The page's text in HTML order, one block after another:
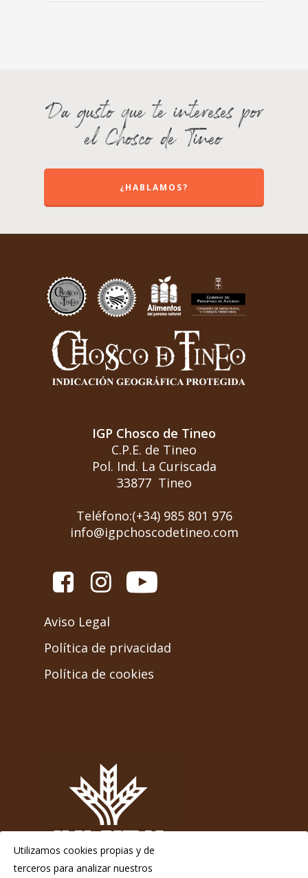
Da gusto que te intereses por
el Chosco de Tineo
¿HABLAMOS?
IGP Chosco de Tineo
C.P.E. de Tineo
Pol. Ind. La Curiscada
33877 Tineo
Teléfono:(+34) 985 801 976
info@igpchoscodetineo.com
Aviso Legal
Política de privacidad
Política de cookies
Utilizamos cookies propias y de
terceros para analizar nuestros